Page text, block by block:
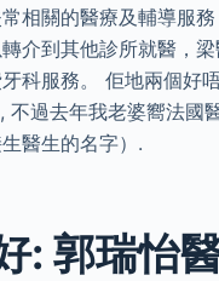
相關的醫療及輔導服
介到其他診所就醫，
科服務。 佢地兩個好
過去年我老婆嚮法國
醫生的名字）.
: 郭瑞怡